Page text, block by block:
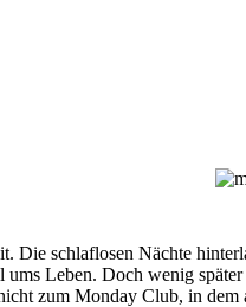
Die schlaflosen Nächte
Leben. Doch wenig später
zum Monday Club, in